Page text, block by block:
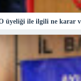
üyeliği ile ilgili ne karar